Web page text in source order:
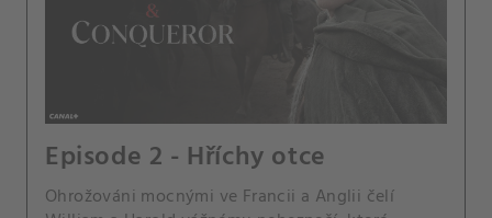
Episode 2 - Hříchy otce
Ohrožováni mocnými ve Francii a Anglii čelí